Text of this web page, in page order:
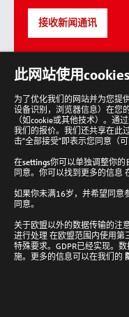
接收新闻通讯
Analytik Jena 新闻通讯
接收新闻通讯
Cookie设置
此网站使用cookies
为了优化我们的网站并为您提
设备识别，浏览器信息）在您
（如cookie或其他技术）。通
我们的报价。我们还共享在此
击“全部接受”即表示您同意（
在settings你可以单独调整你的
同意。你可以找到更多的信息
如果你未满16岁，并希望同意
同意。
关于欧盟以外的数据传输的注
进行处理 在欧盟范围内使用第
特殊要求。GDPR已经实现。
施。更多的信息可以在我们的